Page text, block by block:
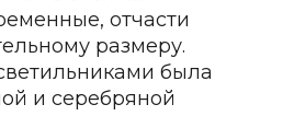
комплектация по вашему
инженерия
комплектация по вашему
отчасти
размеру.
была
и серебряной